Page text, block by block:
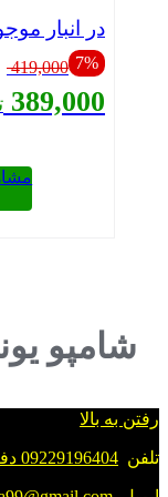
در انبار
7%
419,000
389,000
شامپو
رفتن به بالا
تلفن 09229196404 دفتر تهران:91690193_021